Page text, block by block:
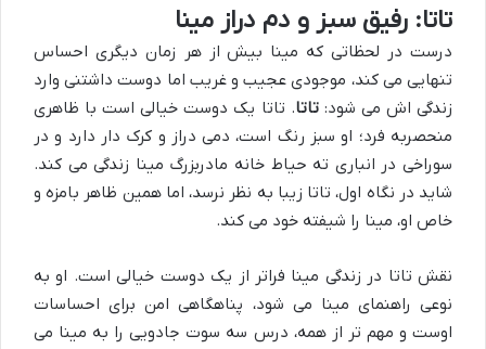
تاتا: رفیق سبز و دم دراز مینا
درست در لحظاتی که مینا بیش از هر زمان دیگری احساس
تنهایی می کند، موجودی عجیب و غریب اما دوست داشتنی وارد
زندگی اش می شود:تاتا. تاتا یک دوست خیالی است با ظاهری
منحصربه فرد؛ او سبز رنگ است، دمی دراز و کرک دار دارد و در
سوراخی در انباری ته حیاط خانه مادربزرگ مینا زندگی می کند.
شاید در نگاه اول، تاتا زیبا به نظر نرسد، اما همین ظاهر بامزه و
خاص او، مینا را شیفته خود می کند.
نقش تاتا در زندگی مینا فراتر از یک دوست خیالی است. او به
نوعی راهنمای مینا می شود، پناهگاهی امن برای احساسات
اوست و مهم تر از همه، درس سه سوت جادویی را به مینا می